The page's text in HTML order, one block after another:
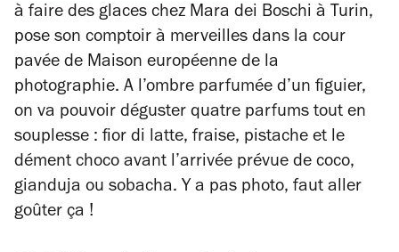
à faire des glaces chez Mara dei Boschi à Turin,
pose son comptoir à merveilles dans la cour
pavée de Maison européenne de la
photographie. A l’ombre parfumée d’un figuier,
on va pouvoir déguster quatre parfums tout en
souplesse : fior di latte, fraise, pistache et le
dément choco avant l’arrivée prévue de coco,
gianduja ou sobacha. Y a pas photo, faut aller
goûter ça !